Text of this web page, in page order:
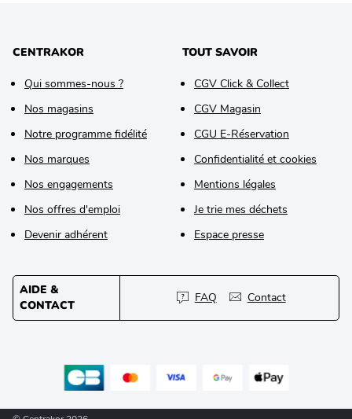
CENTRAKOR
Qui sommes-nous ?
Nos magasins
Notre programme fidélité
Nos marques
Nos engagements
Nos offres d'emploi
Devenir adhérent
TOUT SAVOIR
CGV Click & Collect
CGV Magasin
CGU E-Réservation
Confidentialité et cookies
Mentions légales
Je trie mes déchets
Espace presse
AIDE &
CONTACT
FAQ Contact